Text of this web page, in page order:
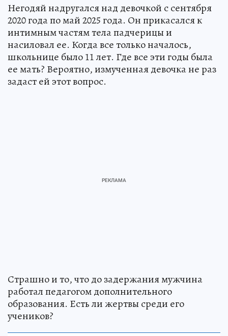
Негодяй надругался над девочкой с сентября
2020 года по май 2025 года. Он прикасался к
интимным частям тела падчерицы и
насиловал ее. Когда все только началось,
школьнице было 11 лет. Где все эти годы была
ее мать? Вероятно, измученная девочка не раз
задаст ей этот вопрос.
Страшно и то, что до задержания мужчина
работал педагогом дополнительного
образования. Есть ли жертвы среди его
учеников?